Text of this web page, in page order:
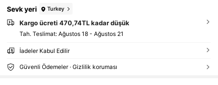
Sevk yeri Turkey
Kargo ücreti 470,74TL kadar düşük
Tah. Teslimat: Ağustos 18 - Ağustos 21
İadeler Kabul Edilir
Güvenli Ödemeler · Gizlilik koruması